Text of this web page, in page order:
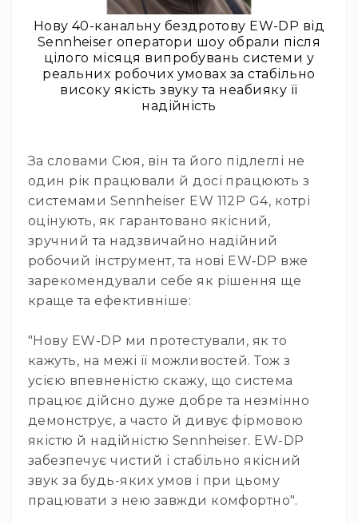
Для
Dj
та
студій
Для
перегляду
фільмів/
людей
з
вадами
слуху
Підсилення
для
навушників
Аксесуари
Гарнітури
Для
трансляцій
і
ТБ
Для
геймерів/
блогерів
Для
домашньої
Нову 40-канальну бездротову EW-DP від
Sennheiser оператори шоу обрали після
цілого місяця випробувань системи у
реальних робочих умовах за стабільно
високу якість звуку та неабияку її
надійність
За словами Сюя, він та його підлеглі не
один рік працювали й досі працюють з
системами Sennheiser EW 112P G4, котрі
оцінують, як гарантовано якісний,
зручний та надзвичайно надійний
робочий інструмент, та нові EW‑DP вже
зарекомендували себе як рішення ще
краще та ефективніше:
"Нову EW-DP ми протестували, як то
кажуть, на межі її можливостей. Тож з
усією впевненістю скажу, що система
працює дійсно дуже добре та незмінно
демонструє, а часто й дивує фірмовою
якістю й надійністю Sennheiser. EW-DP
забезпечує чистий і стабільно якісний
звук за будь-яких умов і при цьому
працювати з нею завжди комфортно".